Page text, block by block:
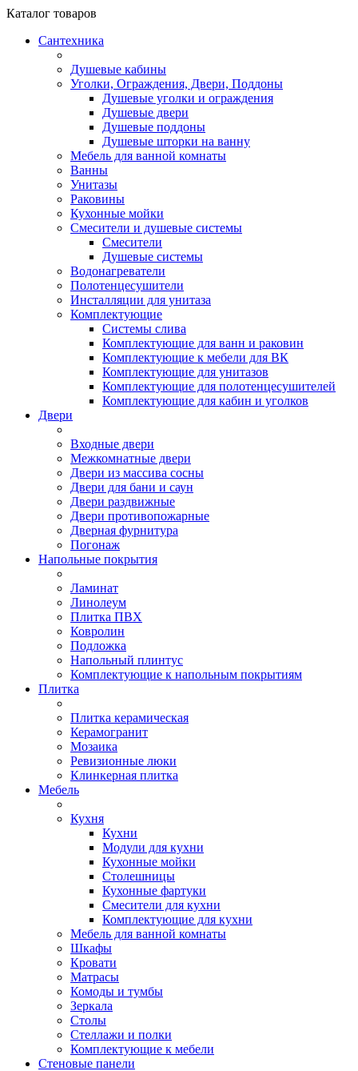
Каталог товаров
Сантехника
Душевые кабины
Уголки, Ограждения, Двери, Поддоны
Душевые уголки и ограждения
Душевые двери
Душевые поддоны
Душевые шторки на ванну
Мебель для ванной комнаты
Ванны
Унитазы
Раковины
Кухонные мойки
Смесители и душевые системы
Смесители
Душевые системы
Водонагреватели
Полотенцесушители
Инсталляции для унитаза
Комплектующие
Системы слива
Комплектующие для ванн и раковин
Комплектующие к мебели для ВК
Комплектующие для унитазов
Комплектующие для полотенцесушителей
Комплектующие для кабин и уголков
Двери
Входные двери
Межкомнатные двери
Двери из массива сосны
Двери для бани и саун
Двери раздвижные
Двери противопожарные
Дверная фурнитура
Погонаж
Напольные покрытия
Ламинат
Линолеум
Плитка ПВХ
Ковролин
Подложка
Напольный плинтус
Комплектующие к напольным покрытиям
Плитка
Плитка керамическая
Керамогранит
Мозаика
Ревизионные люки
Клинкерная плитка
Мебель
Кухня
Кухни
Модули для кухни
Кухонные мойки
Столешницы
Кухонные фартуки
Смесители для кухни
Комплектующие для кухни
Мебель для ванной комнаты
Шкафы
Кровати
Матрасы
Комоды и тумбы
Зеркала
Столы
Стеллажи и полки
Комплектующие к мебели
Стеновые панели